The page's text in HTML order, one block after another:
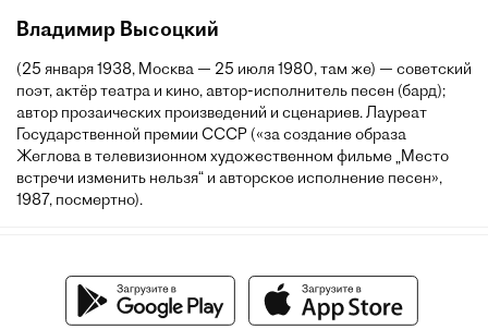
Владимир Высоцкий
(25 января 1938, Москва — 25 июля 1980, там же) — советский
поэт, актёр театра и кино, автор-исполнитель песен (бард);
автор прозаических произведений и сценариев. Лауреат
Государственной премии СССР («за создание образа
Жеглова в телевизионном художественном фильме „Место
встречи изменить нельзя“ и авторское исполнение песен»,
1987, посмертно).